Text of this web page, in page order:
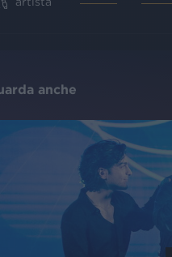
anche